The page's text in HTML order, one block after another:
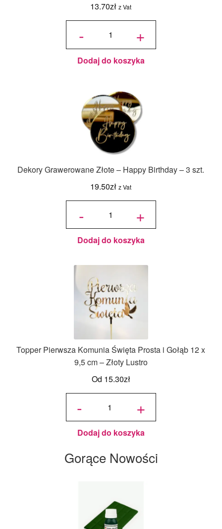
13.70zł z Vat
-
ilość
Gołąb
krzyż
10 x
6,1
Złoty
lustro
+
Dodaj do koszyka
Dekory Grawerowane Złote – Happy Birthday – 3 szt.
19.50zł z Vat
-
ilość Dekory
Złote - Happy
Birthday - 3 +
Dodaj do koszyka
Topper Pierwsza Komunia Święta Prosta i Gołąb 12 x
9,5 cm – Złoty Lustro
Od 15.30zł
-
ilość
Komunia
Święta
Prosta i
Gołąb 12
x 9,5 cm
Lustro
+
Dodaj do koszyka
Gorące Nowości